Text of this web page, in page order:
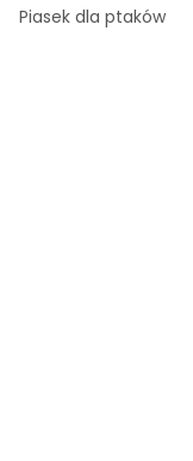
Piasek dla ptaków